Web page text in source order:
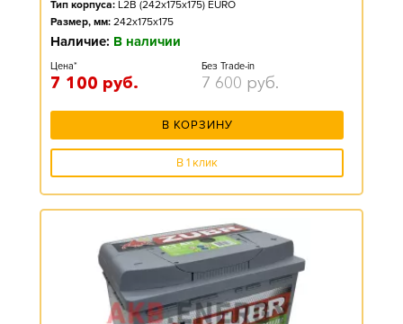
Тип корпуса: L2B (242x175x175) EURO
Размер, мм: 242x175x175
Наличие: В наличии
Цена*
7 100 руб.
Без Trade-in
7 600 руб.
В КОРЗИНУ
В 1 клик